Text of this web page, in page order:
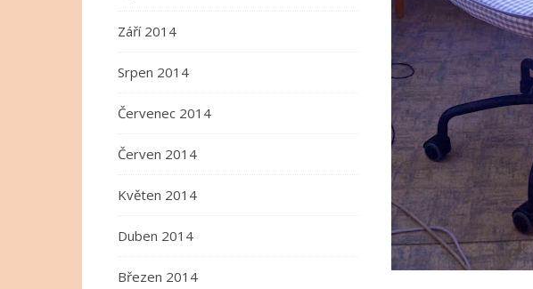
Září 2014
Srpen 2014
Červenec 2014
Červen 2014
Květen 2014
Duben 2014
Březen 2014